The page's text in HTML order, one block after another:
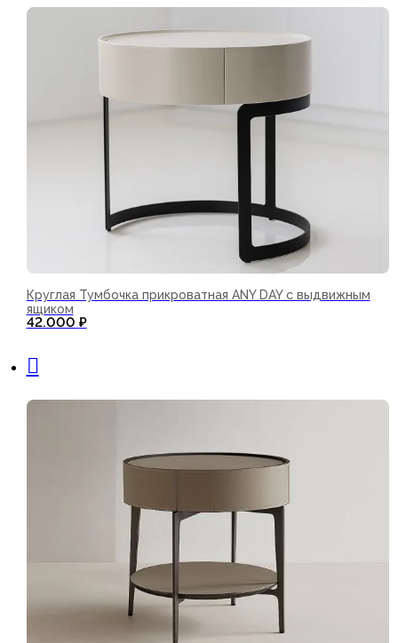
Круглая Тумбочка прикроватная ANY DAY с выдвижным
ящиком
42.000 ₽